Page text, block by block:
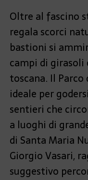
Oltre al fascino
regala scorci
bastioni si
campi di girasoli
toscana. Il
ideale per
sentieri che
a luoghi di
di Santa Maria
Giorgio Vasari,
suggestivo